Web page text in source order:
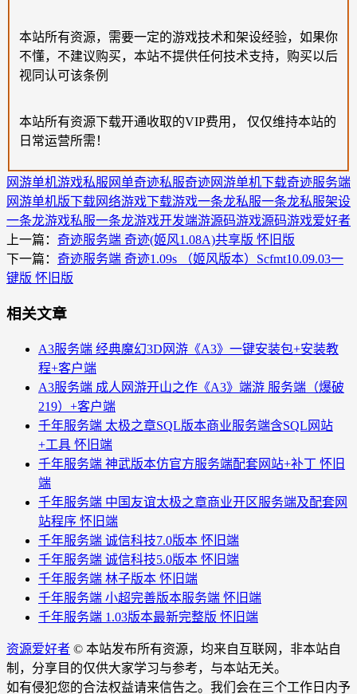
本站所有资源，需要一定的游戏技术和架设经验，如果你
不懂，不建议购买，本站不提供任何技术支持，购买以后
视同认可该条例
本站所有资源下载开通收取的VIP费用， 仅仅维持本站的
日常运营所需！
网游单机游戏私服 网单奇迹私服奇迹网游单机下载奇迹服务端
网游单机版下载网络游戏下载游戏一条龙私服一条龙私服架设
一条龙游戏私服一条龙游戏开发端游源码游戏源码游戏爱好者
上一篇： 奇迹服务端 奇迹(姬风1.08A)共享版 怀旧版
下一篇： 奇迹服务端 奇迹1.09s （姬风版本）Scfmt10.09.03一
键版 怀旧版
相关文章
A3服务端 经典魔幻3D网游《A3》一键安装包+安装教
程+客户端
A3服务端 成人网游开山之作《A3》端游 服务端（爆破
219）+客户端
千年服务端 太极之章SQL版本商业服务端含SQL网站
+工具 怀旧端
千年服务端 神武版本仿官方服务端配套网站+补丁 怀旧
端
千年服务端 中国友谊太极之章商业开区服务端及配套网
站程序 怀旧端
千年服务端 诚信科技7.0版本 怀旧端
千年服务端 诚信科技5.0版本 怀旧端
千年服务端 林子版本 怀旧端
千年服务端 小超完善版本服务端 怀旧端
千年服务端 1.03版本最新完整版 怀旧端
资源爱好者 © 本站发布所有资源，均来自互联网，非本站自
制，分享目的仅供大家学习与参考，与本站无关。
如有侵犯您的合法权益请来信告之。我们会在三个工作日内予